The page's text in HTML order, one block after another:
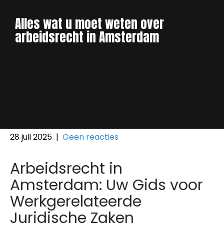
Alles wat u moet weten over
arbeidsrecht in Amsterdam
28 juli 2025 | Geen reacties
Arbeidsrecht in
Amsterdam: Uw Gids voor
Werkgerelateerde
Juridische Zaken